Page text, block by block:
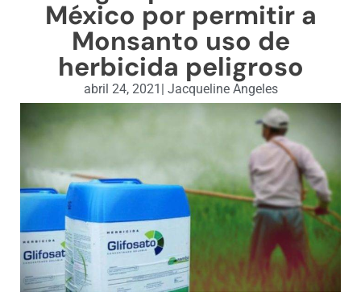
México por permitir a
Monsanto uso de
herbicida peligroso
abril 24, 2021 | Jacqueline Angeles